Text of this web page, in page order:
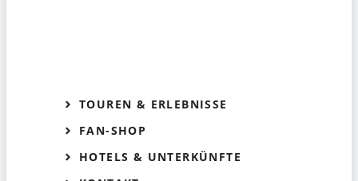
TOUREN & ERLEBNISSE
FAN-SHOP
HOTELS & UNTERKÜNFTE